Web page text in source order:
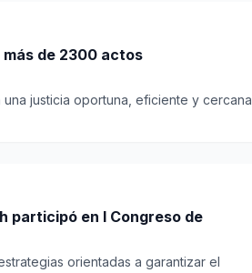
más de 2300 actos
justicia oportuna, eficiente y cercana
participó en I Congreso de
orientadas a garantizar el